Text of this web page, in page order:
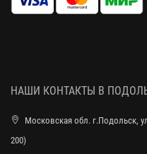
НАШИ КОНТАКТЫ В
Московская обл. г.Подольск,
200)